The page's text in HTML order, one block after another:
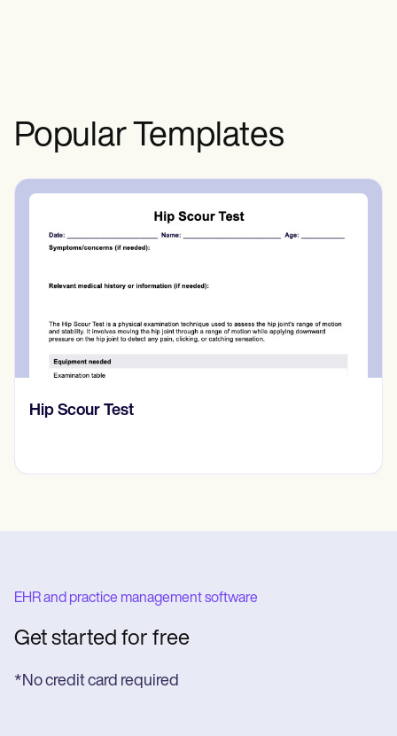
Popular Templates
EHR and practice management software
Get started for free
*No credit card required